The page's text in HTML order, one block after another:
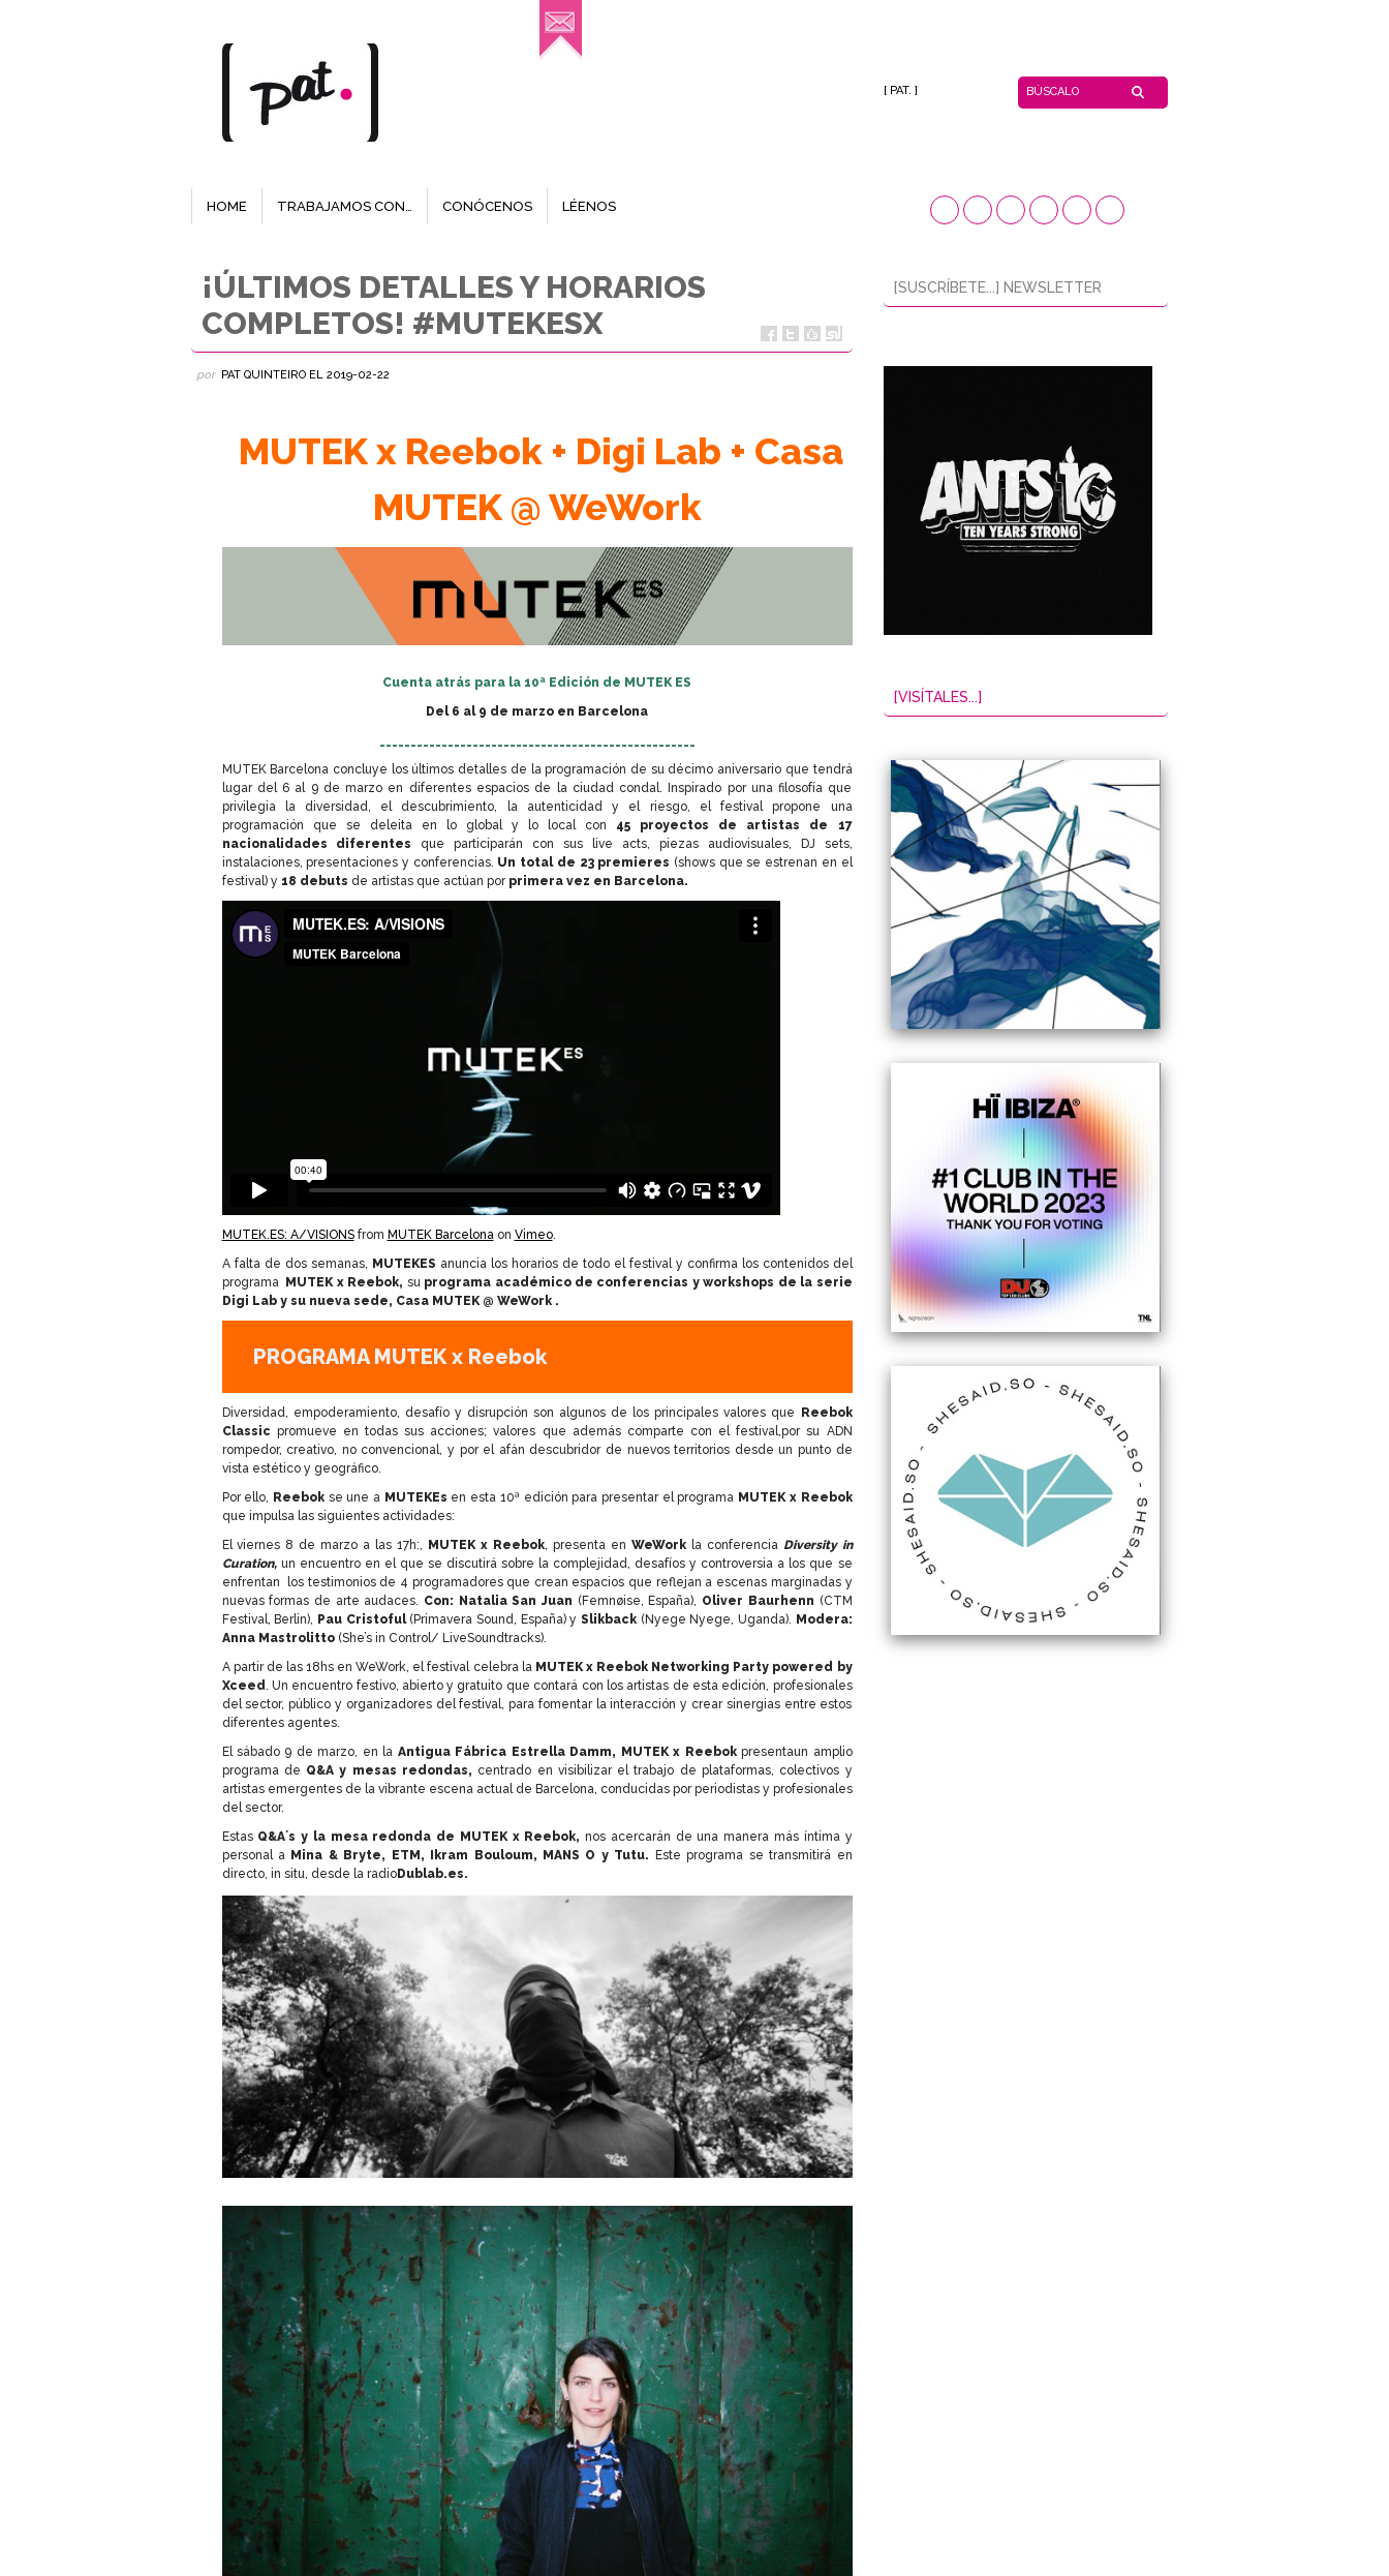
[ PAT. ]
HOME TRABAJAMOS CON… CONÓCENOS LÉENOS
¡ÚLTIMOS DETALLES Y HORARIOS
COMPLETOS! #MUTEKESX
por PAT QUINTEIROEL 2019-02-22
MUTEK x Reebok + Digi Lab + Casa
MUTEK @ WeWork
Cuenta atrás para la 10ª Edición de MUTEK ES
Del 6 al 9 de marzo en Barcelona
MUTEK Barcelona concluye los últimos detalles de la programación de su décimo aniversario que tendrá
lugar del 6 al 9 de marzo en diferentes espacios de la ciudad condal. Inspirado por una filosofía que
privilegia la diversidad, el descubrimiento, la autenticidad y el riesgo, el festival propone una
programación que se deleita en lo global y lo local con 45 proyectos de artistas de 17
nacionalidades diferentes
que participarán con sus live acts, piezas audiovisuales, DJ sets,
instalaciones, presentaciones y conferencias. Un total de 23 premieres (shows que se estrenan en el
festival) y 18 debuts de artistas que actúan por primera vez en Barcelona.
MUTEK.ES: A/VISIONSfrom MUTEK Barcelonaon Vimeo.
A falta de dos semanas, MUTEKES anuncia los horarios de todo el festival y confirma los contenidos del
programa
MUTEK x Reebok, su programa académico de conferencias y workshops de la serie
Digi Lab y su nueva sede, Casa MUTEK @ WeWork .
PROGRAMA MUTEK x Reebok
Diversidad, empoderamiento, desafío y disrupción son algunos de los principales valores que
Reebok
Classic promueve en todas sus acciones; valores que además comparte con el festival,por su ADN
rompedor, creativo, no convencional, y por el afán descubridor de nuevos territorios desde un punto de
vista estético y geográfico.
Por ello, Reebokse une a MUTEKEs en esta 10ª edición para presentar el programa MUTEK x Reebok
que impulsa las siguientes actividades:
El viernes 8 de marzo a las 17h:, MUTEK x Reebok, presenta en WeWork la conferencia Diversity in
Curation, un encuentro en el que se discutirá sobre la complejidad, desafíos y controversia a los que se
enfrentan los testimonios de 4 programadores que crean espacios que reflejan a escenas marginadas y
nuevas formas de arte audaces. Con: Natalia San Juan (Femnøise, España), Oliver Baurhenn (CTM
Festival, Berlin), Pau Cristoful(Primavera Sound, España) y Slikback(Nyege Nyege, Uganda). Modera:
Anna Mastrolitto(She’s in Control/ LiveSoundtracks).
A partir de las 18hs en WeWork, el festival celebra la MUTEK x Reebok Networking Party powered by
Xceed. Un encuentro festivo, abierto y gratuito que contará con los artistas de esta edición, profesionales
del sector, público y organizadores del festival, para fomentar la interacción y crear sinergias entre estos
diferentes agentes.
El sábado 9 de marzo, en la Antigua Fábrica Estrella Damm, MUTEK x Reebokpresentaun amplio
programa de Q&A y mesas redondas, centrado en visibilizar el trabajo de plataformas, colectivos y
artistas emergentes de la vibrante escena actual de Barcelona, conducidas por periodistas y profesionales
del sector.
Estas Q&A´s y la mesa redonda de MUTEK x Reebok, nos acercarán de una manera más íntima y
personal aMina & Bryte, ETM, Ikram Bouloum, MANS O y Tutu.
Este programa se transmitirá en
directo, in situ, desde la radioDublab.es.
[SUSCRÍBETE...] NEWSLETTER
[VISÍTALES...]